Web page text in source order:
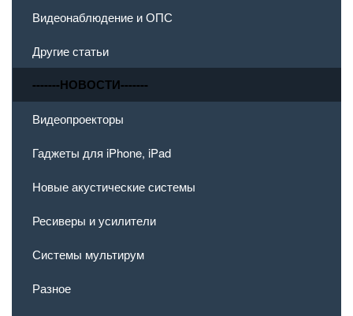
Видеонаблюдение и ОПС
Другие статьи
-------НОВОСТИ-------
Видеопроекторы
Гаджеты для iPhone, iPad
Новые акустические системы
Ресиверы и усилители
Системы мультирум
Разное